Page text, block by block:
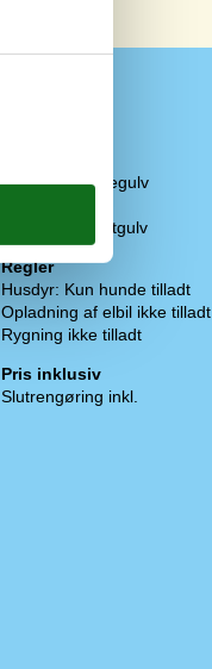
2 x Flise-/klinkegulv
3 x Træ-/parketgulv
Regler
Husdyr: Kun hunde tilladt
Opladning af elbil ikke tilladt
Rygning ikke tilladt
Pris inklusiv
Slutrengøring inkl.